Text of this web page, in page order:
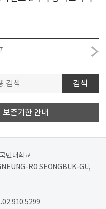
검색
보존기한 안내
민대학교
RO SEONGBUK-GU,